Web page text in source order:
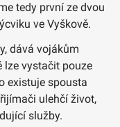
tedy první ze dvou
ve Vyškově.
dává vojákům
lze vystačit pouze
existuje spousta
ulehčí život,
služby.